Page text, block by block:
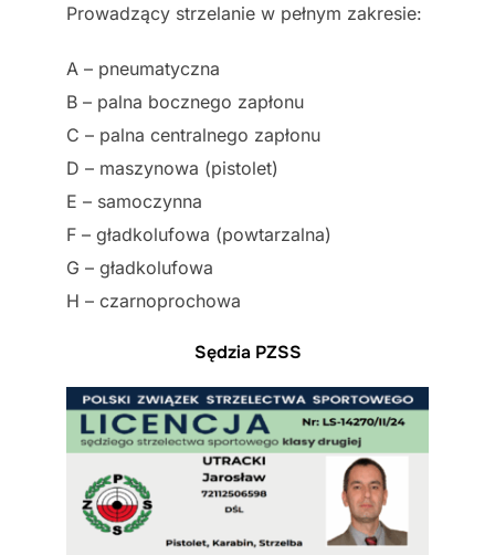
Prowadzący strzelanie w pełnym zakresie:
A – pneumatyczna
B – palna bocznego zapłonu
C – palna centralnego zapłonu
D – maszynowa (pistolet)
E – samoczynna
F – gładkolufowa (powtarzalna)
G – gładkolufowa
H – czarnoprochowa
Sędzia PZSS